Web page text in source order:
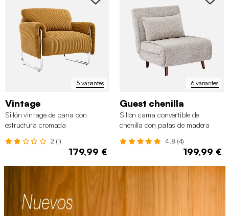
5 variantes
Vintage
Sillón vintage de pana con
estructura cromada
2 (1)
179,99 €
6 variantes
Guest chenilla
Sillón cama convertible de
chenilla con patas de madera
4.8 (4)
199,99 €